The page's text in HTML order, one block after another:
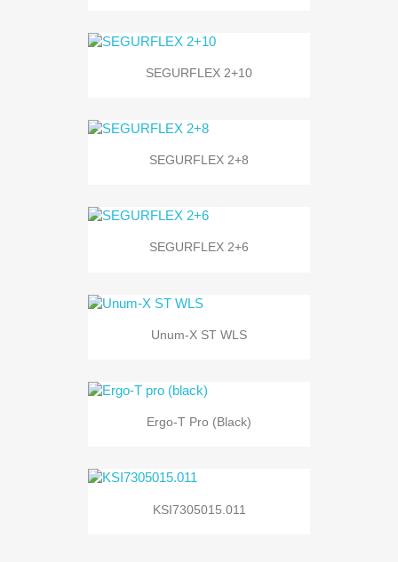
SEGURFLEX 2+10
SEGURFLEX 2+8
SEGURFLEX 2+6
Unum-X ST WLS
Ergo-T Pro (black)
KSI7305015.011